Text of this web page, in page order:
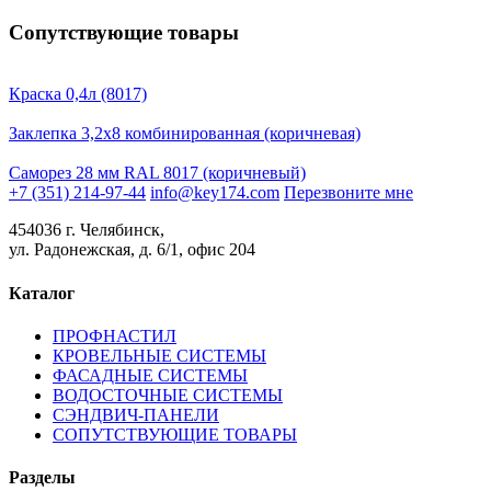
Сопутствующие товары
Краска 0,4л (8017)
Заклепка 3,2х8 комбинированная (коричневая)
Саморез 28 мм RAL 8017 (коричневый)
+7 (351) 214-97-44 info@key174.com Перезвоните мне
454036 г. Челябинск,
ул. Радонежская, д. 6/1, офис 204
Каталог
ПРОФНАСТИЛ
КРОВЕЛЬНЫЕ СИСТЕМЫ
ФАСАДНЫЕ СИСТЕМЫ
ВОДОСТОЧНЫЕ СИСТЕМЫ
СЭНДВИЧ-ПАНЕЛИ
СОПУТСТВУЮЩИЕ ТОВАРЫ
Разделы